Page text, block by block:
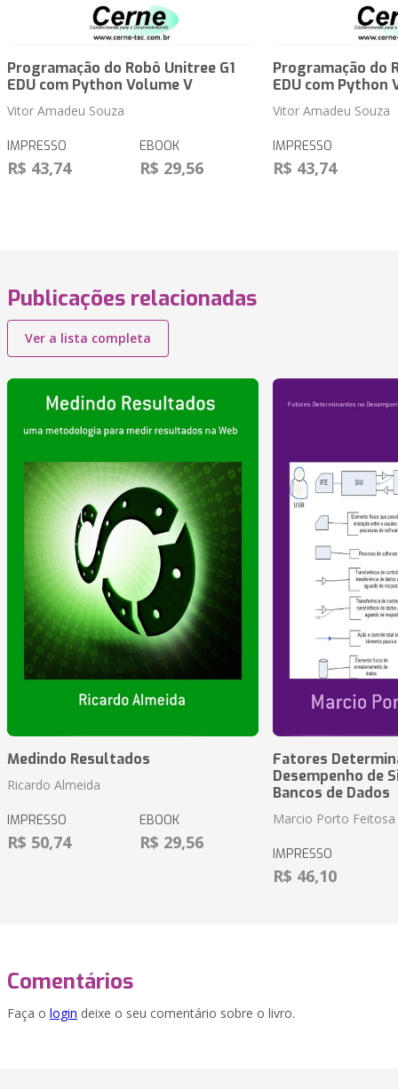
Programação do Robô Unitree G1
EDU com Python Volume V
Vitor Amadeu Souza
IMPRESSO
R$ 43,74
EBOOK
R$ 29,56
Programação do
EDU com Python
Vitor Amadeu Souza
IMPRESSO
R$ 43,74
Publicações relacionadas
Ver a lista completa
Medindo Resultados
Ricardo Almeida
IMPRESSO
R$ 50,74
EBOOK
R$ 29,56
Fatores
Desempenho de
Bancos de Dados
Marcio Porto Feitosa
IMPRESSO
R$ 46,10
Comentários
Faça o login deixe o seu comentário sobre o livro.